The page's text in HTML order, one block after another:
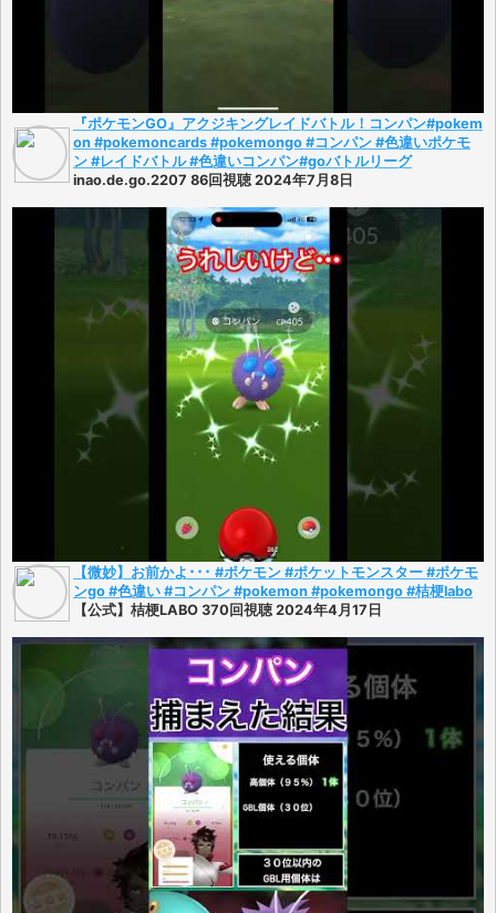
『ポケモンGO』アクジキングレイドバトル！コンパン#pokem
on #pokemoncards #pokemongo #コンパン #色違いポケモ
ン #レイドバトル #色違いコンパン#goバトルリーグ
inao.de.go.2207 86回視聴 2024年7月8日
【微妙】お前かよ･･･ #ポケモン #ポケットモンスター #ポケモ
ンgo #色違い #コンパン #pokemon #pokemongo #桔梗labo
【公式】桔梗LABO 370回視聴 2024年4月17日